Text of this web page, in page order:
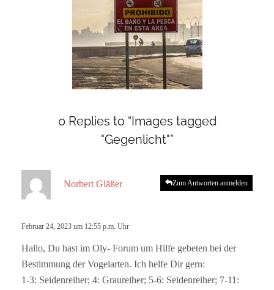
0 Replies to “Images tagged
"Gegenlicht"”
Norbert Gläßer
t
Februar 24, 2023 um 12:55 p.m. Uhr
Hallo, Du hast im Oly- Forum um Hilfe gebeten bei der
Bestimmung der Vogelarten. Ich helfe Dir gern:
1-3: Seidenreiher; 4: Graureiher; 5-6: Seidenreiher; 7-11:
Zum Antworten anmelden